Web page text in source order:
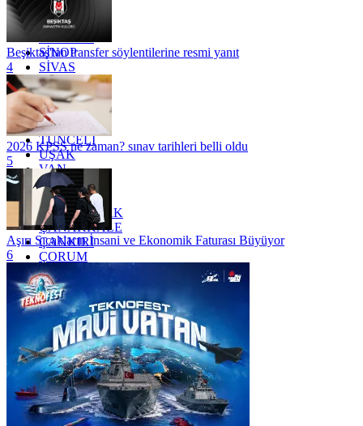
RİZE
SAKARYA
SİNOP
SİVAS
SİİRT
TEKİRDAĞ
TOKAT
TRABZON
TUNCELİ
UŞAK
VAN
YALOVA
YOZGAT
ZONGULDAK
ÇANAKKALE
ÇANKIRI
ÇORUM
İSTANBUL
İZMİR
ŞANLIURFA
ŞIRNAK
Beşiktaş'tan transfer söylentilerine resmi yanıt
4
2026 KPSS ne zaman? sınav tarihleri belli oldu
5
Aşırı Sıcakların İnsani ve Ekonomik Faturası Büyüyor
6